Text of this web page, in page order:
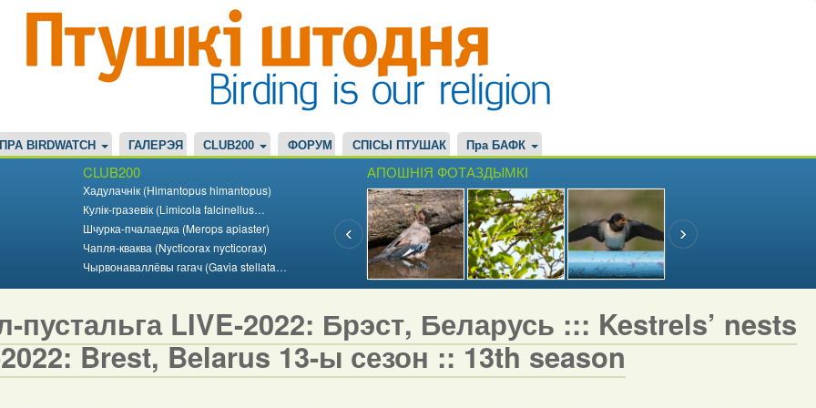
ПРА BIRDWATCH ГАЛЕРЭЯ CLUB200 ФОРУМ СПІСЫ ПТУШАК Пра БАФК
CLUB200
Хадулачнік (Himantopus himantopus)
Кулік-гразевік (Limicola falcinellus…
Шчурка-пчалаедка (Merops apiaster)
Чапля-кваква (Nycticorax nycticorax)
Чырвонаваллёвы гагач (Gavia stellata…
АПОШНІЯ ФОТАЗДЫМКІ
пустальга LIVE-2022: Брэст, Беларусь ::: Kestrels’ nests
Brest, Belarus 13-ы сезон :: 13th season